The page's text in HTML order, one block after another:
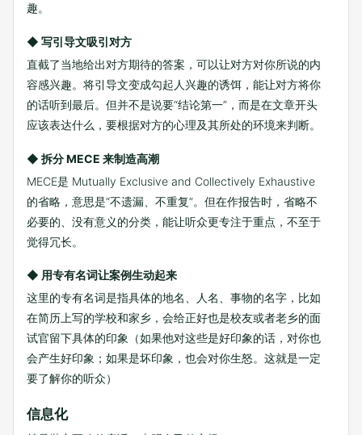
趣。
◆ 写引导文吸引对方
直截了当地给出对方期待的答案，可以让对方对你所说的内
容感兴趣。将引导文变成勾起人兴趣的诱饵，能让对方将你
的话听到最后。但并不是说要“结论第一”，而是在文章开头
应该表达什么，要根据对方的心理及其所处的环境来判断。
◆ 拆分 MECE 来制造高潮
MECE是 Mutually Exclusive and Collectively Exhaustive
的省略，意思是“不遗漏、不重复”。但在作报告时，省略不
必要的、没有意义的分类，能让听众更专注于重点，不至于
觉得冗长。
◆ 用专有名词让案例生动起来
这里的专有名词是指具体的地名、人名、事物的名字，比如
在简历上写的学校和家乡，会给正好也是校友或者老乡的面
试官留下具体的印象（如果他对这些是好印象的话，对你也
会产生好印象；如果是坏印象，也会对你生怒。这就是一定
要了解你的听众）
信息化